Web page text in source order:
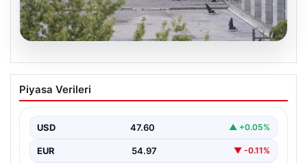
Etimesgut Belediye Soruşturmasında
Şok Gelişme: Başkan Yardımcısının
Etimesgut Belediyesi’nde yürütülen kapsamlı
Belediye Başkan Yardımcısı…
Piyasa Verileri
USD 47.60 ▲ +0.05%
EUR 54.97 ▼ -0.11%